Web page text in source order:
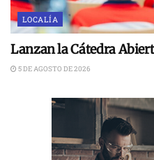
LOCALÍA
Lanzan la Cátedra
5 DE AGOSTO DE 2026